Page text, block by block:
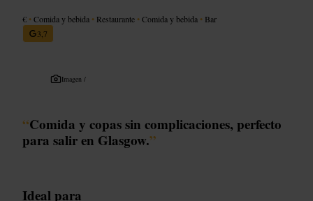
€ •Comida y bebida • Restaurante •Comida y bebida • Bar
3,7
Imagen /
“Comida y copas sin complicaciones, perfecto
para salir en Glasgow.”
Ideal para